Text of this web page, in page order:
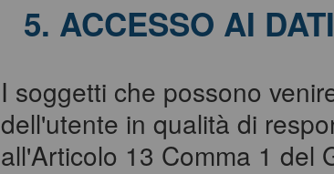
5. ACCESSO AI DATI
I soggetti che possono
dell'utente in qualità di
all'Articolo 13 Comma 1 del